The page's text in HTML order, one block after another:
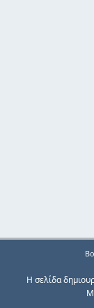
Η σελίδα